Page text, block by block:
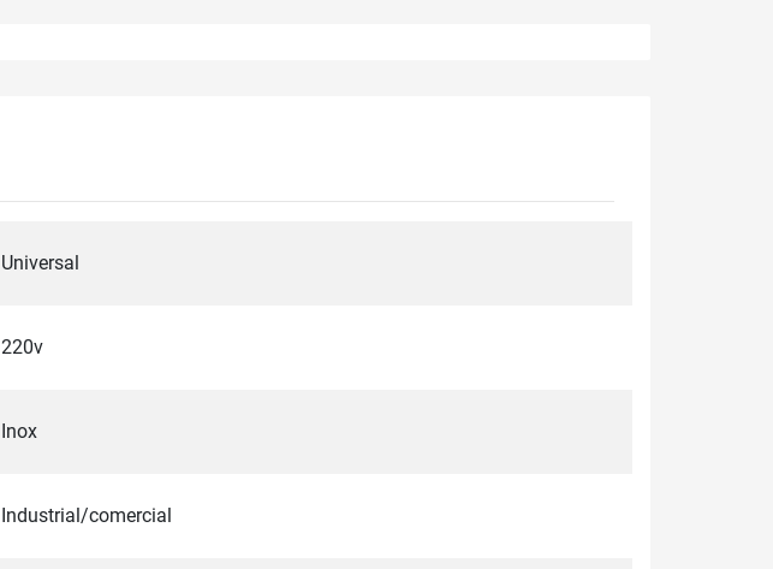
Universal
220v
Inox
Industrial/comercial